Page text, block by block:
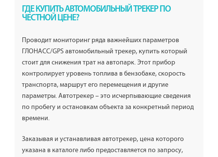
ГДЕ КУПИТЬ АВТОМОБИЛЬНЫЙ ТРЕКЕР ПО
ЧЕСТНОЙ ЦЕНЕ?
Проводит мониторинг ряда важнейших параметров
ГЛОНАСС/GPS автомобильный трекер, купить который
стоит для снижения трат на автопарк. Этот прибор
контролирует уровень топлива в бензобаке, скорость
транспорта, маршрут его перемещения и другие
параметры. Автотрекер – это исчерпывающие сведения
по пробегу и остановкам объекта за конкретный период
времени.
Заказывая и устанавливая автотрекер, цена которого
указана в каталоге либо предоставляется по запросу,